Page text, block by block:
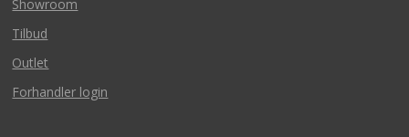
Showroom
Tilbud
Outlet
Forhandler login